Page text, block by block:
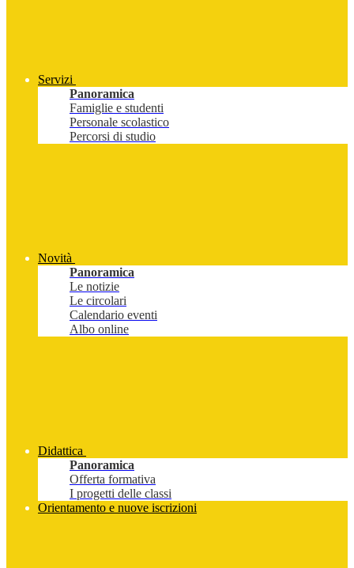
Servizi
Panoramica
Famiglie e studenti
Personale scolastico
Percorsi di studio
Novità
Panoramica
Le notizie
Le circolari
Calendario eventi
Albo online
Didattica
Panoramica
Offerta formativa
I progetti delle classi
Orientamento e nuove iscrizioni